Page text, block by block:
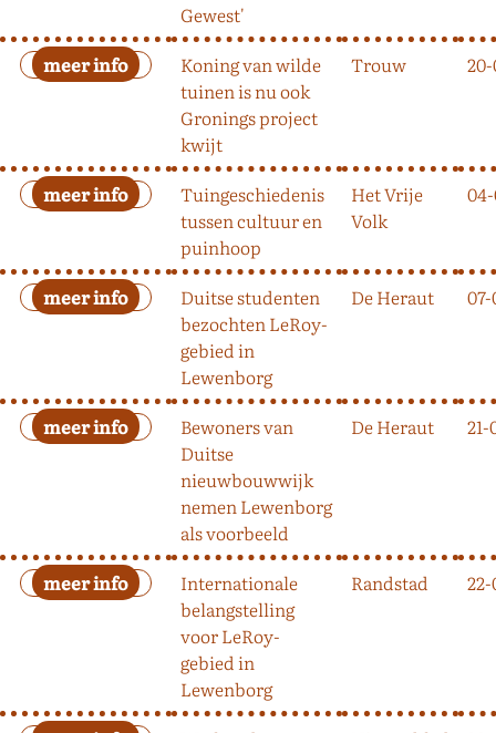
Gewest'
Koning van wilde
tuinen is nu ook
Gronings project
kwijt
Trouw
Tuingeschiedenis
tussen cultuur en
puinhoop
Het Vrije
Volk
Duitse studenten
bezochten LeRoy-
gebied in
Lewenborg
De Heraut
Bewoners van
Duitse
nieuwbouwwijk
nemen Lewenborg
als voorbeeld
De Heraut 21-
Internationale
belangstelling
voor LeRoy-
gebied in
Lewenborg
Randstad